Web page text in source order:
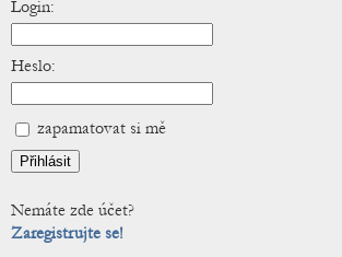
Login:
Heslo:
zapamatovat si mě
Nemáte zde účet?
Zaregistrujte se!